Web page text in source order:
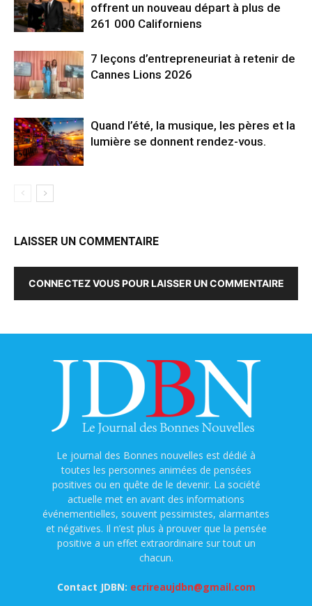
offrent un nouveau départ à plus de
261 000 Californiens
7 leçons d’entrepreneuriat à retenir de
Cannes Lions 2026
Quand l’été, la musique, les pères et la
lumière se donnent rendez-vous.
LAISSER UN COMMENTAIRE
CONNECTEZ VOUS POUR LAISSER UN COMMENTAIRE
Le journal des Bonnes nouvelles est dédié à
toutes les personnes animées de pensées
positives ou en quête de le devenir. La société
actuelle met en avant des informations
événementielles, souvent pessimistes, alarmantes
et négatives. Il n’est plus à prouver que la pensée
positive a un effet extraordinaire sur tout un
chacun.
Contact JDBN: ecrireaujdbn@gmail.com